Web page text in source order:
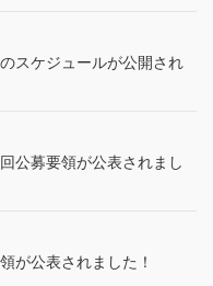
スケジュールが公開され
公募要領が公表されまし
が公表されました！